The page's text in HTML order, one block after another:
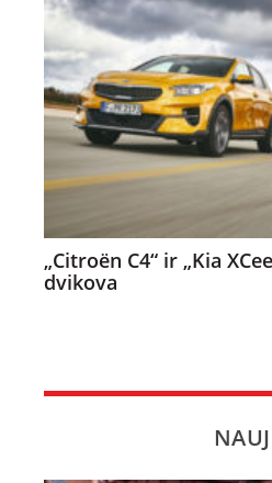
„Citroën C4“ ir „Kia
dvikova